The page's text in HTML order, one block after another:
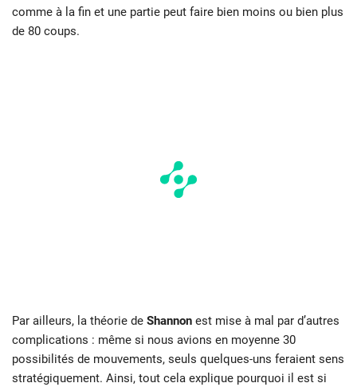
comme à la fin et une partie peut faire bien moins ou bien plus
de 80 coups.
Par ailleurs, la théorie de Shannon est mise à mal par d’autres
complications : même si nous avions en moyenne 30
possibilités de mouvements, seuls quelques-uns feraient sens
stratégiquement. Ainsi, tout cela explique pourquoi il est si